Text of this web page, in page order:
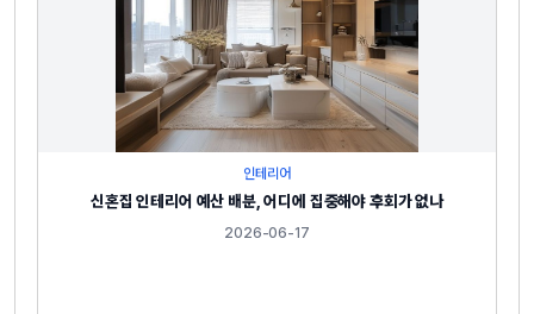
인테리어
신혼집 인테리어 예산 배분, 어디에 집중해야 후회가 없나
2026-06-17